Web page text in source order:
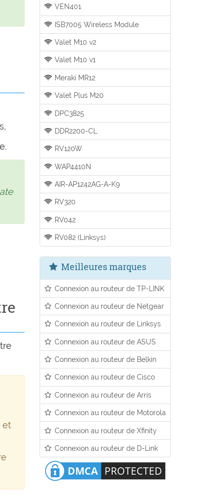
et
VEN401
ISB7005 Wireless Module
Valet M10 v2
Valet M10 v1
Meraki MR12
Valet Plus M20
DPC3825
DDR2200-CL
RV120W
WAP4410N
AIR-AP1242AG-A-K9
RV320
RV042
RV082 (Linksys)
Meilleures marques
Connexion au routeur de TP-LINK
Connexion au routeur de Netgear
Connexion au routeur de Linksys
Connexion au routeur de ASUS
Connexion au routeur de Belkin
Connexion au routeur de Cisco
Connexion au routeur de Arris
Connexion au routeur de Motorola
Connexion au routeur de Xfinity
Connexion au routeur de D-Link